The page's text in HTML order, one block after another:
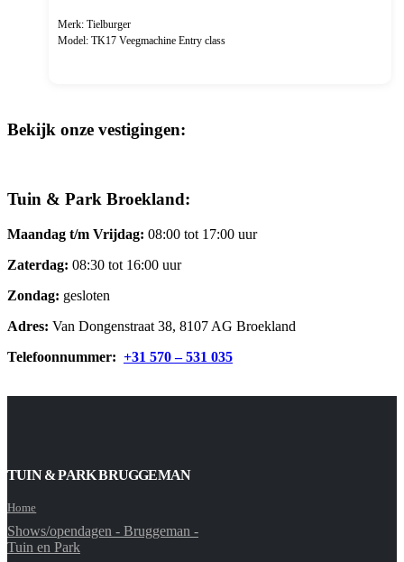
Merk: Tielburger
Model: TK17 Veegmachine Entry class
Bekijk onze vestigingen:
Tuin & Park Broekland:
Maandag t/m Vrijdag: 08:00 tot 17:00 uur
Zaterdag: 08:30 tot 16:00 uur
Zondag: gesloten
Adres: Van Dongenstraat 38, 8107 AG Broekland
Telefoonnummer: +31 570 – 531 035
TUIN & PARK BRUGGEMAN
Home
Shows/opendagen - Bruggeman -
Tuin en Park